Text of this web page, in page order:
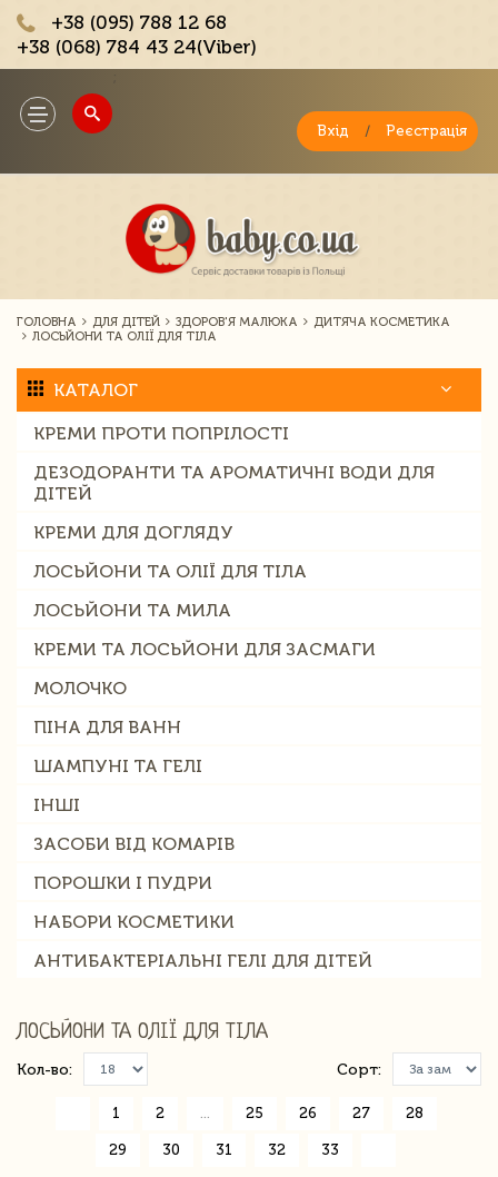
+38 (095) 788 12 68
+38 (068) 784 43 24(Viber)
Toggle
navigation
Вхід / Реєстрація
ГОЛОВНА ДЛЯ ДІТЕЙ ЗДОРОВ'Я МАЛЮКА
ДИТЯЧА КОСМЕТИКА
ЛОСЬЙОНИ ТА ОЛІЇ ДЛЯ ТІЛА
КАТАЛОГ
КРЕМИ ПРОТИ ПОПРІЛОСТІ
ДЕЗОДОРАНТИ ТА АРОМАТИЧНІ ВОДИ ДЛЯ
ДІТЕЙ
КРЕМИ ДЛЯ ДОГЛЯДУ
ЛОСЬЙОНИ ТА ОЛІЇ ДЛЯ ТІЛА
ЛОСЬЙОНИ ТА МИЛА
КРЕМИ ТА ЛОСЬЙОНИ ДЛЯ ЗАСМАГИ
МОЛОЧКО
ПІНА ДЛЯ ВАНН
ШАМПУНІ ТА ГЕЛІ
ІНШІ
ЗАСОБИ ВІД КОМАРІВ
ПОРОШКИ І ПУДРИ
НАБОРИ КОСМЕТИКИ
АНТИБАКТЕРІАЛЬНІ ГЕЛІ ДЛЯ ДІТЕЙ
ЛОСЬЙОНИ ТА ОЛІЇ ДЛЯ ТІЛА
Кол-во: Сорт:
1 2 25 26 27 28
29 30 31 32 33